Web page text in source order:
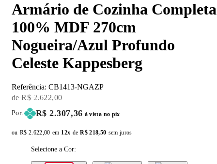
Armário de Cozinha Completa
100% MDF 270cm
Nogueira/Azul Profundo
Celeste Kappesberg
Referência: CB1413-NGAZP
Original Price:
R$ 2.622,00
Por: Price:
R$ 2.307,36 à vista no pix
ou Original price:
R$ 2.622,00 em 12x de Installment price:
R$ 218,50 sem juros
Selecione a Cor: